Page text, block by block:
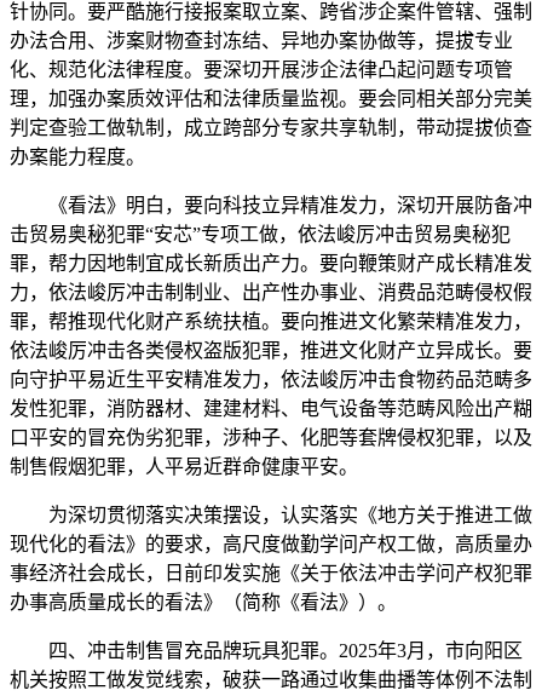
针协同。要严酷施行接报案取立案、跨省涉企案件管辖、强制
办法合用、涉案财物查封冻结、异地办案协做等，提拔专业
化、规范化法律程度。要深切开展涉企法律凸起问题专项管
理，加强办案质效评估和法律质量监视。要会同相关部分完美
判定查验工做轨制，成立跨部分专家共享轨制，带动提拔侦查
办案能力程度。
《看法》明白，要向科技立异精准发力，深切开展防备冲
击贸易奥秘犯罪“安芯”专项工做，依法峻厉冲击贸易奥秘犯
罪，帮力因地制宜成长新质出产力。要向鞭策财产成长精准发
力，依法峻厉冲击制制业、出产性办事业、消费品范畴侵权假
罪，帮推现代化财产系统扶植。要向推进文化繁荣精准发力，
依法峻厉冲击各类侵权盗版犯罪，推进文化财产立异成长。要
向守护平易近生平安精准发力，依法峻厉冲击食物药品范畴多
发性犯罪，消防器材、建建材料、电气设备等范畴风险出产糊
口平安的冒充伪劣犯罪，涉种子、化肥等套牌侵权犯罪，以及
制售假烟犯罪，人平易近群命健康平安。
为深切贯彻落实决策摆设，认实落实《地方关于推进工做
现代化的看法》的要求，高尺度做勤学问产权工做，高质量办
事经济社会成长，日前印发实施《关于依法冲击学问产权犯罪
办事高质量成长的看法》（简称《看法》）。
四、冲击制售冒充品牌玩具犯罪。2025年3月，市向阳区
机关按照工做发觉线索，破获一路通过收集曲播等体例不法制